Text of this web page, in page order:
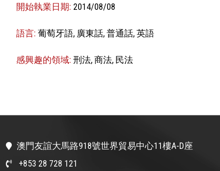
開始執業日期: 2014/08/08
語言:葡萄牙語, 廣東話, 普通話, 英語
感興趣的領域:刑法, 商法, 民法
澳門友誼大馬路918號世界貿易中心11樓A-D座
+853 28 728 121